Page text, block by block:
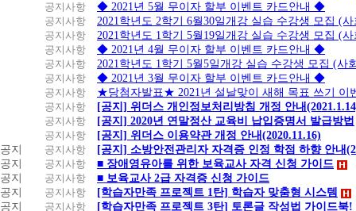
공지사항
◆ 2021년 5월 무이자 할부 이벤트 카드안내 ◆
공지사항
2021학년도 2학기 6월30일개강 실습 수강생 모집 (
공지사항
2021학년도 1학기 5월19일개강 실습 수강생 모집 (
공지사항
◆ 2021년 4월 무이자 할부 이벤트 카드안내 ◆
공지사항
2021학년도 1학기 5월5일개강 실습 수강생 모집 (사
공지사항
◆ 2021년 3월 무이자 할부 이벤트 카드안내 ◆
공지사항
★당첨자발표★ 2021년 설날맞이 새해 목표 쓰기 이
공지사항
[공지] 위더스 개인정보처리방침 개정 안내
공지사항
[공지] 2020년 연말정산 교육비 납입증명서 발급방법
공지사항
[공지] 위더스 이용약관 개정 안내(2020.11.16)
공지
공지사항
[공지] 소방안전관리자 자격증 인정 학점 하향 안내
공지
공지사항
■ 장애영유아를 위한 보육교사 자격 신청 가이드
공지
공지사항
■ 보육교사 2급 자격증 신청 가이드
공지
공지사항
[학습자만족 프로젝트 1탄] 학습자 맞춤형 시스템
공지
공지사항
[학습자만족 프로젝트 3탄] 토론글 작성법 가이드북!